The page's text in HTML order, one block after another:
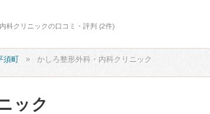
科クリニックの口コミ・評判 (2件)
須町 かしろ整形外科・内科クリニック
ック